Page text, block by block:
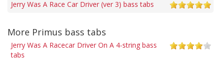
Jerry Was A Race Car Driver (ver 3) bass tabs
More Primus bass tabs
Jerry Was A Racecar Driver On A 4-string bass
tabs